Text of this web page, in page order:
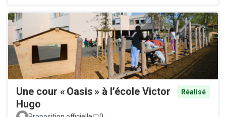
Une cour « Oasis » à l’école Victor
Hugo
Réalisé